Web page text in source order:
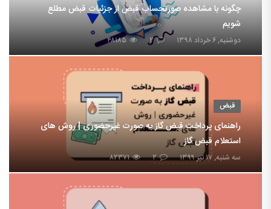
چگونه با مشاهده صورتحساب قبض از جزئیات قبض مطلع
شویم
دوشنبه, ۶ خرداد ۱۳۹۸ ۲ ۴۸۱۸۵
قبض
راهنمای پرداخت قبض گاز به صورت غیرحضوری | روش های
استعلام قبض گاز
سه شنبه, ۱۷ تیر ۱۳۹۹ ۲ ۸۲۳۷۱